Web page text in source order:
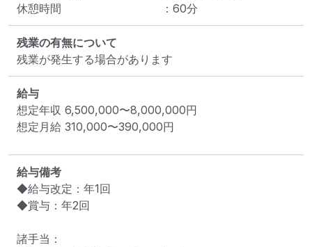
休憩時間
： 60分
残業の有無について
残業が発生する場合があります
給与
想定年収 6,500,000〜8,000,000円
想定月給 310,000〜390,000円
給与備考
◆給与改定：年1回
◆賞与：年2回
諸手当：